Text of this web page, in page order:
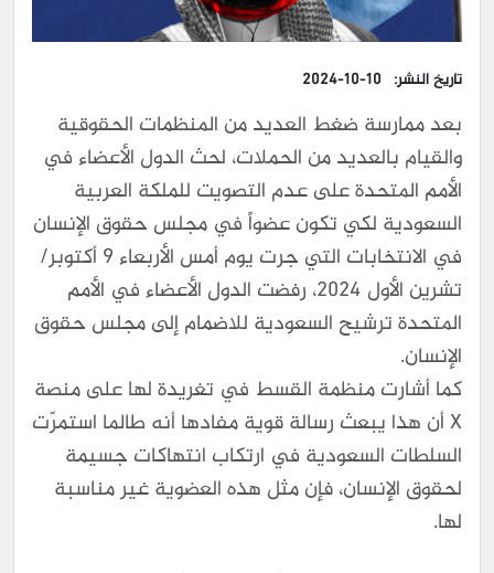
تاريخ النشر: 2024-10-10
بعد ممارسة ضغط العديد من المنظمات الحقوقية
والقيام بالعديد من الحملات، لحث الدول الأعضاء في
الأمم المتحدة على عدم التصويت للملكة العربية
السعودية لكي تكون عضواً في مجلس حقوق الإنسان
في الانتخابات التي جرت يوم أمس الأربعاء 9 أكتوبر/
تشرين الأول 2024، رفضت الدول الأعضاء في الأمم
المتحدة ترشيح السعودية للاضمام إلى مجلس حقوق
الإنسان.
كما أشارت منظمة القسط في تغريدة لها على منصة
X أن هذا يبعث رسالة قوية مفادها أنه طالما استمرّت
السلطات السعودية في ارتكاب انتهاكات جسيمة
لحقوق الإنسان، فإن مثل هذه العضوية غير مناسبة
لها.